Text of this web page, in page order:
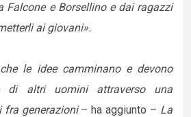
Falcone e Borsellino e dai ragazzi
ai giovani».
le idee camminano e devono
di altri uomini attraverso una
fra generazioni– ha aggiunto – La